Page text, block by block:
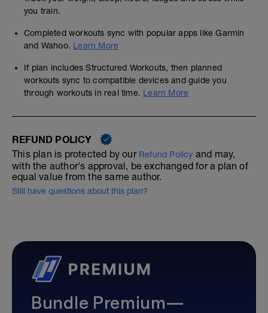
you train.
Completed workouts sync with popular apps like Garmin
and Wahoo. Learn More
If plan includes Structured Workouts, then planned
workouts sync to compatible devices and guide you
through workouts in real time. Learn More
REFUND POLICY
This plan is protected by our Refund Policy and may,
with the author's approval, be exchanged for a plan of
equal value from the same author.
Still have questions about this plan?
Bundle Premium—